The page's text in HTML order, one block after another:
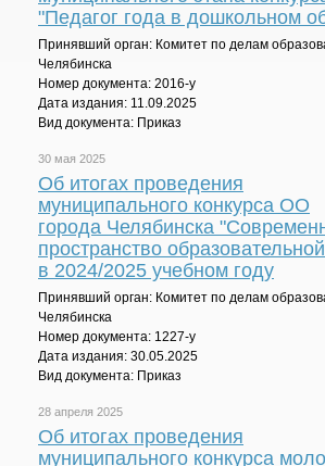
"Педагог года в дошкольном
Принявший орган: Комитет по делам
Челябинска
Номер документа: 2016-у
Дата издания: 11.09.2025
Вид документа: Приказ
30 мая 2025
Об итогах проведения
муниципального конкурса ОО
города Челябинска
пространство
в 2024/2025 учебном году
Принявший орган: Комитет по делам
Челябинска
Номер документа: 1227-у
Дата издания: 30.05.2025
Вид документа: Приказ
28 апреля 2025
Об итогах проведения
муниципального конкурса